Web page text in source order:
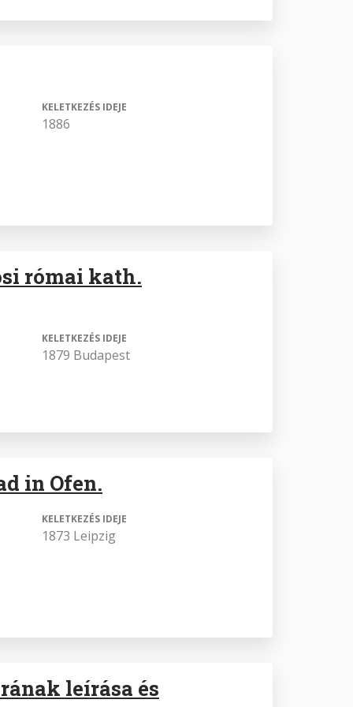
KELETKEZÉS IDEJE
1886
római kath.
KELETKEZÉS IDEJE
1879 Budapest
in Ofen.
KELETKEZÉS IDEJE
1873 Leipzig
leírása és